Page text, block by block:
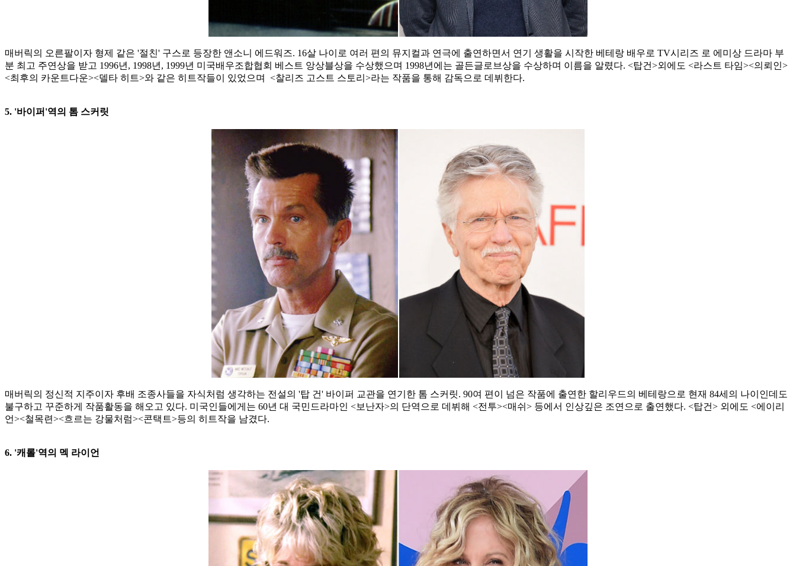
매버릭의 오른팔이자 형제 같은 '절친' 구스로 등장한 앤소니 에드워즈. 16살 나이로 여러 편의 뮤지컬과 연극에 출연하면서 연기 생활을 시작한 베테랑 배우로 TV시리즈 로 에미상 드라마 부
분 최고 주연상을 받고 1996년, 1998년, 1999년 미국배우조합협회 베스트 앙상블상을 수상했으며 1998년에는 골든글로브상을 수상하며 이름을 알렸다. <탑건>외에도 <라스트 타임><의뢰인>
<최후의 카운트다운><델타 히트>와 같은 히트작들이 있었으며 <찰리즈 고스트 스토리>라는 작품을 통해 감독으로 데뷔한다.
5. '바이퍼'역의 톰 스커릿
매버릭의 정신적 지주이자 후배 조종사들을 자식처럼 생각하는 전설의 '탑 건' 바이퍼 교관을 연기한 톰 스커릿. 90여 편이 넘은 작품에 출연한 할리우드의 베테랑으로 현재 84세의 나이인데도
불구하고 꾸준하게 작품활동을 해오고 있다. 미국인들에게는 60년 대 국민드라마인 <보난자>의 단역으로 데뷔해 <전투><매쉬> 등에서 인상깊은 조연으로 출연했다. <탑건> 외에도 <에이리
언><철목련><흐르는 강물처럼><콘택트>등의 히트작을 남겼다.
6. '캐롤'역의 멕 라이언